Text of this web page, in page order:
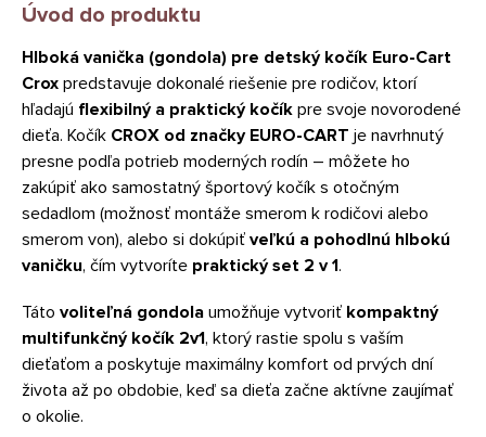
Úvod do produktu
Hlboká vanička (gondola) pre detský kočík Euro-Cart
Crox predstavuje dokonalé riešenie pre rodičov, ktorí
hľadajú flexibilný a praktický kočík pre svoje novorodené
dieťa. Kočík CROX od značky EURO-CART je navrhnutý
presne podľa potrieb moderných rodín – môžete ho
zakúpiť ako samostatný športový kočík s otočným
sedadlom (možnosť montáže smerom k rodičovi alebo
smerom von), alebo si dokúpiť veľkú a pohodlnú hlbokú
vaničku, čím vytvoríte praktický set 2 v 1.
Táto voliteľná gondola umožňuje vytvoriť kompaktný
multifunkčný kočík 2v1, ktorý rastie spolu s vaším
dieťaťom a poskytuje maximálny komfort od prvých dní
života až po obdobie, keď sa dieťa začne aktívne zaujímať
o okolie.